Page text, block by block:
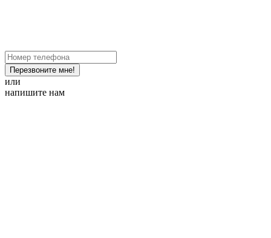
Перезвоните мне!
или
напишите нам